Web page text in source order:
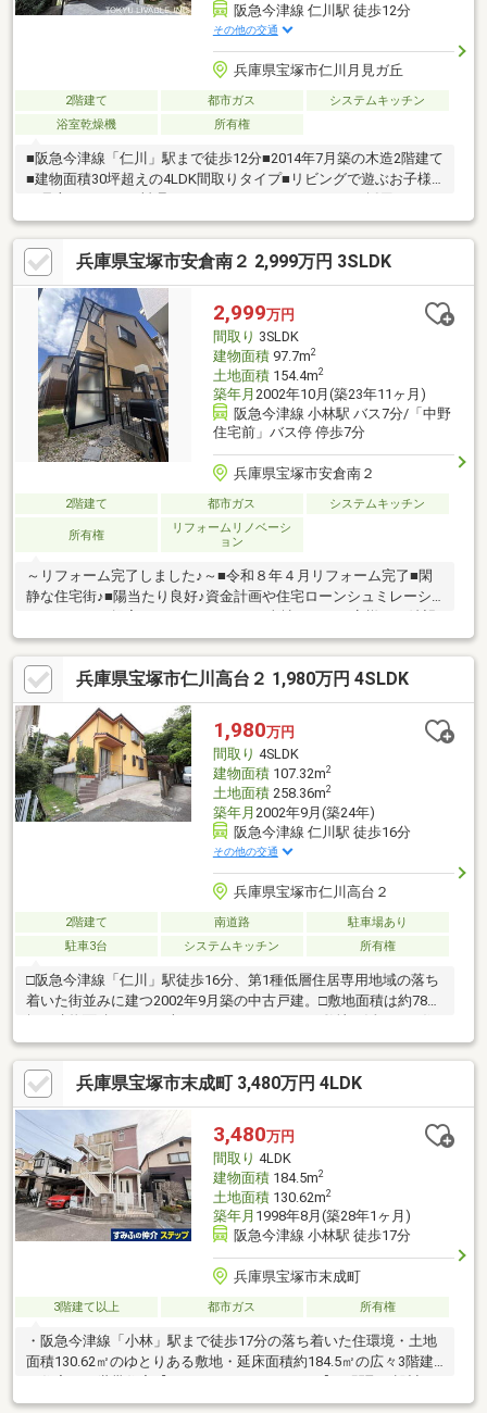
阪急今津線 仁川駅 徒歩12分
その他の交通
兵庫県宝塚市仁川月見ガ丘
2階建て 都市ガス
システムキッチン
浴室乾燥機
所有権
■阪急今津線「仁川」駅まで徒歩12分■2014年7月築の木造2階建て
■建物面積30坪超えの4LDK間取りタイプ■リビングで遊ぶお子様
を見守りながらお料理ができるカウンターキッチンを採用！■カ
ースペース2台分あり■室内大変綺麗にお使いです！■現況空家の
ため、いつでもご内覧可能です！ お気軽にお問い合わせくださ
い。～周辺環境～■ローソン宝塚仁川月見ガ丘店・・・約250ｍ
（徒歩4分）■宝塚市立仁川小学校・・・約400ｍ（徒歩5分）■宝
塚市立宝塚第一中学校・・・約800ｍ（徒歩10分）
兵庫県宝塚市安倉南２ 2,999万円 3SLDK
2,999万円
間取り 3SLDK
建物面積97.7m2
土地面積154.4m2
築年月 2002年10月(築23年11ヶ月)
阪急今津線 小林駅 バス7分/「中野
住宅前」バス停 停歩7分
兵庫県宝塚市安倉南２
2階建て 都市ガス システムキッチン
所有権
リフォームリノベーシ
ョン
～リフォーム完了しました♪～■令和８年４月リフォーム完了■閑
静な住宅街♪■陽当たり良好♪資金計画や住宅ローンシュミレーシ
や理想の想いが形になるよう、心から納得いただける物件だけを
ご提案いたします。不動産に関する疑問やご不明点、ご不安ご心
配なこと、どんなことでもお気軽にお申し付けください！
兵庫県宝塚市仁川高台２ 1,980万円 4SLDK
1,980万円
間取り 4SLDK
建物面積107.32m2
土地面積258.36m2
築年月 2002年9月(築24年)
阪急今津線 仁川駅 徒歩16分
その他の交通
兵庫県宝塚市仁川高台２
2階建て 南道路
駐車場あり
駐車3台
システムキッチン 所有権
□阪急今津線「仁川」駅徒歩16分、第1種低層住居専用地域の落ち
着いた街並みに建つ2002年9月築の中古戸建。□敷地面積は約78
坪、建物面積107.32平米の4LDK。□ゆとりある敷地を活かした住
まい徒歩13分の『仁川小学校』と『宝塚第一中学校』は、お子さ
まの通学を見据えた住まい選びにも検討しやすい距離。□『学園
花通り』徒歩13分。落ち着いた住宅街の中で、街並みを楽しみな
がら散歩や日々の外出を楽しめる環境が広がっています。□ゆと
りある約78坪の敷地と第一種低層住居専用地域ならではの穏やか
な住環境を兼ね備えた一邸
兵庫県宝塚市末成町 3,480万円 4LDK
3,480万円
間取り 4LDK
建物面積184.5m2
土地面積130.62m2
築年月 1998年8月(築28年1ヶ月)
阪急今津線 小林駅 徒歩17分
兵庫県宝塚市末成町
3階建て以上 都市ガス 所有権
・阪急今津線「小林」駅まで徒歩17分の落ち着いた住環境・土地
面積130.62㎡のゆとりある敷地・延床面積約184.5㎡の広々3階建
キッチン3か所・浴室2か所で生活時間帯が異なっても安心・1